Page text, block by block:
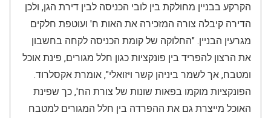
הקרקע בבניין מחולקת בין לובי הכניסה לבין דירת הגן, ולכן
הדירה קיבלה צורה המזכירה את האות ח' ועוטפת חלקים
מגרעין הבניין. "החלוקה של קומת הכניסה לקחה בחשבון
את הרצון להפריד בין פונקציות כגון חלל מגורים, פינת אוכל
ומטבח, אך לשמר ביניהן קשר ויזואלי", אומרת אקסלרוד.
הפונקציות מוקמו בפאות שונות של צורת הח', כך שפינת
האוכל מייצרת גם את ההפרדה בין חלל המגורים למטבח